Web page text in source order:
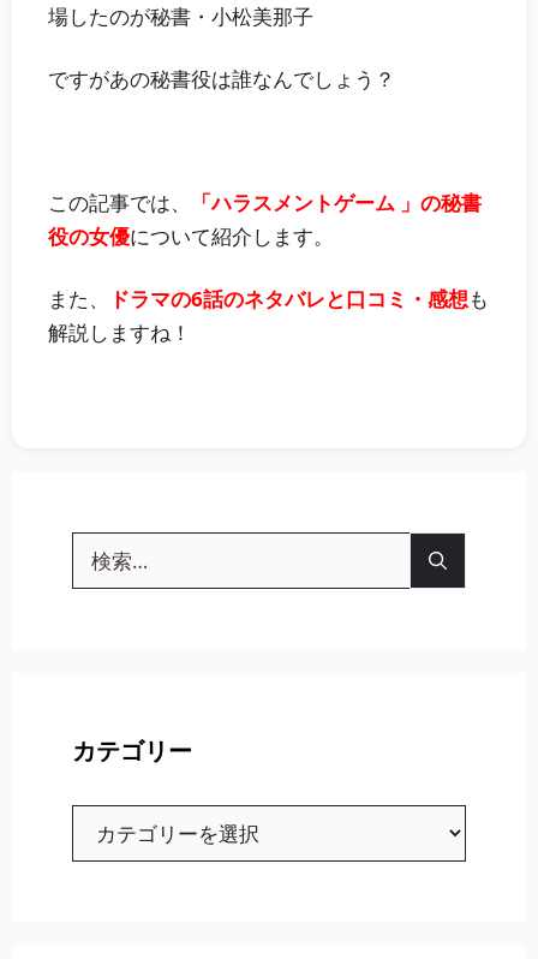
場したのが秘書・小松美那子
ですがあの秘書役は誰なんでしょう？
この記事では、
「ハラスメントゲーム 」の秘書
役の女優について紹介します。
また、 ドラマの6話のネタバレと口コミ・感想も
解説しますね！
索:
カテゴリー